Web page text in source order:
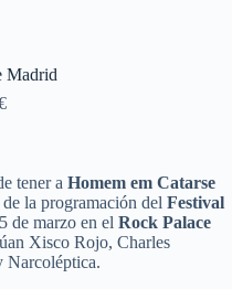
Madrid
tener a Homem em Catarse
la programación del Festival
de marzo en el Rock Palace
Xisco Rojo, Charles
Narcoléptica.